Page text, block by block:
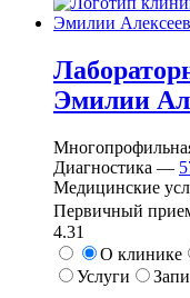
Эмилии
Диагностика —
Медицинские
Первичный
4.31
О клинике
Услуги